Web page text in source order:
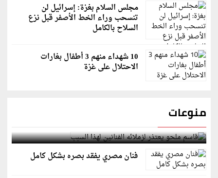
مجلس السلام بغزة: إسرائيل لن
تنسحب وراء الخط الأصفر قبل نزع
السلاح بالكامل
10 شهداء منهم 3 أطفال بغارات
الاحتلال على غزة
منوعات
قاسم ملحو يعتذر لزملائه الفنانين لهذا السبب
فنان مصري يفقد بصره بشكل كامل